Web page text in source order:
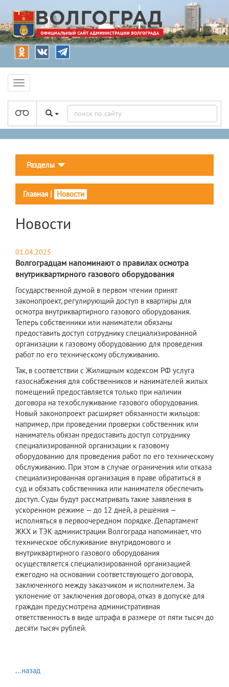
Разделы
Главная | Новости
Новости
01.04.2025
Волгоградцам напоминают о правилах осмотра
внутриквартирного газового оборудования
Государственной думой в первом чтении принят
законопроект, регулирующий доступ в квартиры для
осмотра внутриквартирного газового оборудования.
Теперь собственники или наниматели обязаны
предоставить доступ сотруднику специализированной
организации к газовому оборудованию для проведения
работ по его техническому обслуживанию.
Так, в соответствии с Жилищным кодексом РФ услуга
газоснабжения для собственников и нанимателей жилых
помещений предоставляется только при наличии
договора на техобслуживание газового оборудования.
Новый законопроект расширяет обязанности жильцов:
например, при проведении проверки собственник или
наниматель обязан предоставить доступ сотруднику
специализированной организации к газовому
оборудованию для проведения работ по его техническому
обслуживанию. При этом в случае ограничения или отказа
специализированная организация в праве обратиться в
суд и обязать собственника или нанимателя обеспечить
доступ. Суды будут рассматривать такие заявления в
ускоренном режиме — до 12 дней, а решения —
исполняться в первоочередном порядке. Департамент
ЖКХ и ТЭК администрации Волгограда напоминает, что
техническое обслуживание внутридомового и
внутриквартирного газового оборудования
осуществляется специализированной организацией
ежегодно на основании соответствующего договора,
заключенного между заказчиком и исполнителем. За
уклонение от заключения договора, отказ в допуске для
граждан предусмотрена административная
ответственность в виде штрафа в размере от пяти тысяч до
десяти тысяч рублей.
...назад